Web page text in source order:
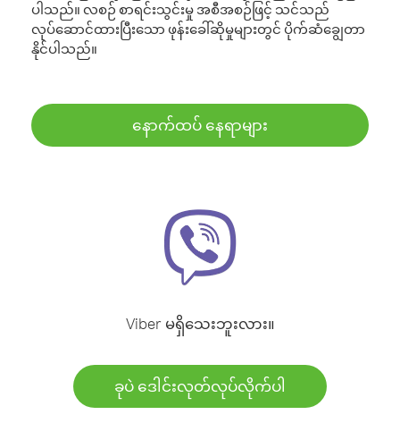
ပါသည်။ လစဉ် စာရင်းသွင်းမှု အစီအစဉ်ဖြင့် သင်သည်
လုပ်ဆောင်ထားပြီးသော ဖုန်းခေါ်ဆိုမှုများတွင် ပိုက်ဆံချွေတာ
နိုင်ပါသည်။
နောက်ထပ် နေရာများ
Viber မရှိသေးဘူးလား။
ခုပဲ ဒေါင်းလုတ်လုပ်လိုက်ပါ